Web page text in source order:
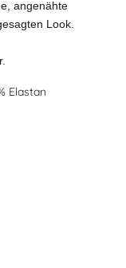
angenähte
Look.
Elastan